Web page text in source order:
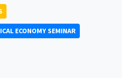
ECONOMY SEMINAR